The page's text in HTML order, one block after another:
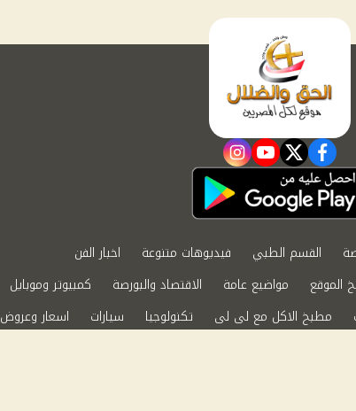
facebook
twitter
youtube
instagram
القسم الطبي فيديوهات متنوعة
اخبار الفن
الموقع مواضيع عامة الاقتصاد والبورصة
كمبيوتر وموبايل
مطبخ الاكل مع لى لى تكنولوجيا سيارات
اسعار وعروض